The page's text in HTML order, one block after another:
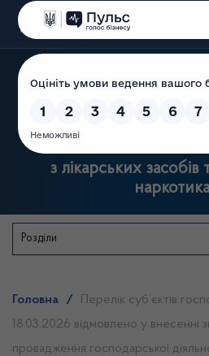
Державна
з лікарських
Розділи
Головна /
Перелік суб’єктів
18.03.2026 відмовлено у внесенні
провадження господарської